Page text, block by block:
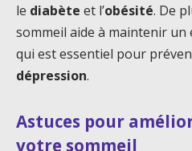
le diabète et l’obésité. De
sommeil aide à maintenir
qui est essentiel pour
dépression.
Astuces pour
votre sommeil